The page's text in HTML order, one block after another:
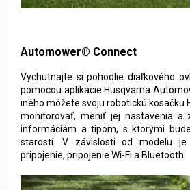
Automower® Connect
Vychutnajte si pohodlie diaľkového
‌‌‌‌pomocou aplikácie Husqvarna
iného môžete svoju robotickú kosačku
monitorovať, meniť jej nastavenia a
informáciám a tipom, s ktorými
starostí. V závislosti od modelu je
pripojenie, pripojenie Wi-Fi a Bluetooth.